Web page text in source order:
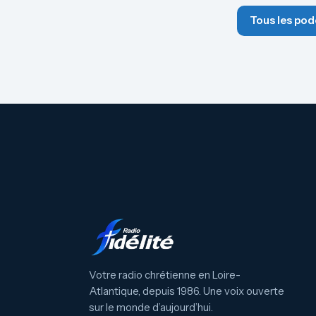
Tous les
Votre radio chrétienne en Loire-
Atlantique, depuis 1986. Une voix ouverte
sur le monde d’aujourd’hui.